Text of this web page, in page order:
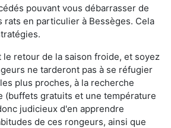
pouvant vous débarrasser de
en particulier à Bessèges. Cela
le retour de la saison froide, et soyez
ne tarderont pas à se réfugier
plus proches, à la recherche
(buffets gratuits et une température
judicieux d'en apprendre
de ces rongeurs, ainsi que